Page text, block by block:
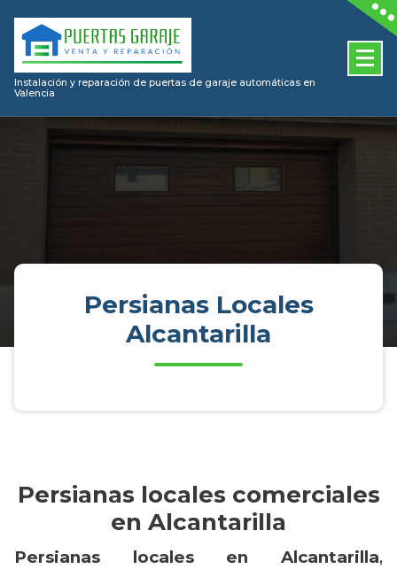
content
Instalación y reparación de puertas de garaje automáticas en
Valencia
Persianas Locales
Alcantarilla
Persianas locales comerciales
en Alcantarilla
Persianas locales en Alcantarilla,